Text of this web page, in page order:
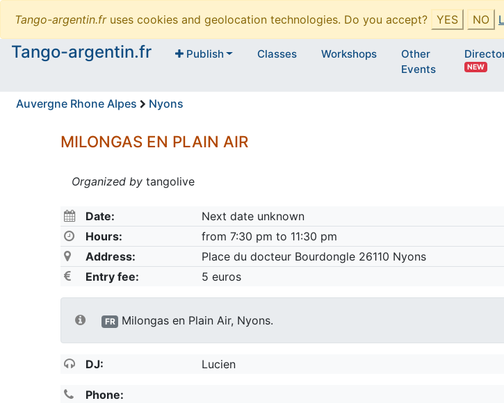
Tango-argentin.fruses cookies and geolocation technologies. Do you accept? YES NO
Tango-argentin.fr
Publish Classes Workshops
Other
Events
NEW
Auvergne Rhone Alpes Nyons
MILONGAS EN PLAIN AIR
Organized by tangolive
Date:
Next date unknown
Hours:
from 7:30 pm to 11:30 pm
Address:
Place du docteur Bourdongle 26110 Nyons
Entry fee:
5 euros
FR Milongas en Plain Air, Nyons.
DJ: Lucien
Phone: